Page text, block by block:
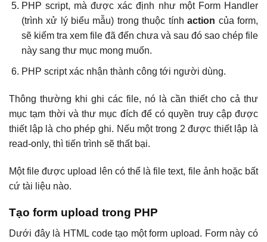
PHP script, mà được xác định như một Form Handler
(trình xử lý biểu mẫu) trong thuộc tínhaction của form,
sẽ kiểm tra xem file đã đến chưa và sau đó sao chép file
này sang thư mục mong muốn.
PHP script xác nhận thành công tới người dùng.
Thông thường khi ghi các file, nó là cần thiết cho cả thư
mục tạm thời và thư mục đích để có quyền truy cập được
thiết lập là cho phép ghi. Nếu một trong 2 được thiết lập là
read-only, thì tiến trình sẽ thất bại.
Một file được upload lên có thể là file text, file ảnh hoặc bất
cứ tài liệu nào.
Tạo form upload trong PHP
Dưới đây là HTML code tạo một form upload. Form này có